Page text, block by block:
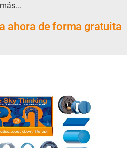
ahora de forma gratuita